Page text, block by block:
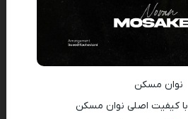
نوان مسکن
با کیفیت اصلی نوان مسکن